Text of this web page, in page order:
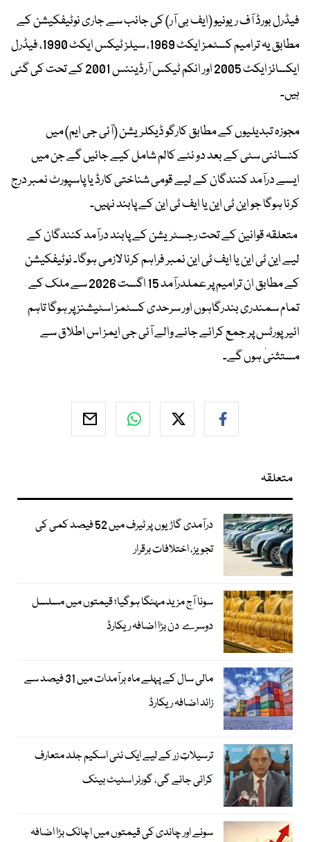
فیڈرل بورڈ آف ریونیو (ایف بی آر) کی جانب سے جاری نوٹیفکیشن کے
مطابق یہ ترامیم کسٹمز ایکٹ 1969، سیلز ٹیکس ایکٹ 1990، فیڈرل
ایکسائز ایکٹ 2005 اور انکم ٹیکس آرڈیننس 2001 کے تحت کی گئی
ہیں۔
مجوزہ تبدیلیوں کے مطابق کارگو ڈیکلریشن (آئی جی ایم) میں
کنسائنی سٹی کے بعد دو نئے کالم شامل کیے جائیں گے جن میں
ایسے درآمد کنندگان کے لیے قومی شناختی کارڈ یا پاسپورٹ نمبر درج
کرنا ہوگا جو این ٹی این یا ایف ٹی این کے پابند نہیں۔
متعلقہ قوانین کے تحت رجسٹریشن کے پابند درآمد کنندگان کے
لیے این ٹی این یا ایف ٹی این نمبر فراہم کرنا لازمی ہوگا۔ نوٹیفکیشن
کے مطابق ان ترامیم پر عملدرآمد 15 اگست 2026 سے ملک کے
تمام سمندری بندرگاہوں اور سرحدی کسٹمز اسٹیشنز پر ہوگا تاہم
ائیرپورٹس پر جمع کرائے جانے والے آئی جی ایمز اس اطلاق سے
مستثنیٰ ہوں گے۔
متعلقہ
درآمدی گاڑیوں پر ٹیرف میں 52 فیصد کمی کی
تجویز، اختلافات برقرار
سونا آج مزید مہنگا ہوگیا؛ قیمتوں میں مسلسل
دوسرے دن بڑا اضافہ ریکارڈ
مالی سال کے پہلے ماہ برآمدات میں 31 فیصد سے
زائد اضافہ ریکارڈ
ترسیلاتِ زر کے لیے ایک نئی اسکیم جلد متعارف
کرائی جائے گی، گورنر اسٹیٹ بینک
سونے اور چاندی کی قیمتوں میں اچانک بڑا اضافہ